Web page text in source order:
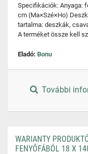
Specifikációk: Anyaga:
cm (Ma×Szé×Ho)
tartalma: deszkák,
A terméket össze kell
Eladó: Bonu
További
WARIANTY
FENYŐFÁBÓL 18 X